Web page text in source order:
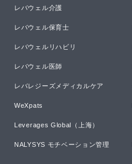
レバウェル介護
レバウェル保育士
レバウェルリハビリ
レバウェル医師
レバレジーズメディカルケア
WeXpats
Leverages Global（上海）
NALYSYS モチベーション管理